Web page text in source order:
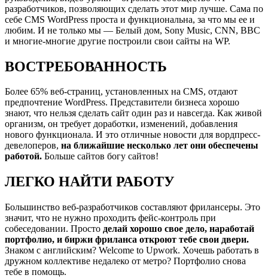
разработчиков, позволяющих сделать этот мир лучше. Сама по
себе CMS WordPress проста и функциональна, за что мы ее и
любим. И не только мы — Белый дом, Sony Music, CNN, BBC
и многие-многие другие построили свои сайты на WP.
ВОСТРЕБОВАННОСТЬ
Более 65% веб-страниц, установленных на CMS, отдают
предпочтение WordPress. Представители бизнеса хорошо
знают, что нельзя сделать сайт один раз и навсегда. Как живой
организм, он требует доработки, изменений, добавления
нового функционала. И это отличные новости для вордпресс-
девелоперов, на ближайшие несколько лет они обеспечены
работой. Больше сайтов богу сайтов!
ЛЕГКО НАЙТИ РАБОТУ
Большинство веб-разработчиков составляют фрилансеры. Это
значит, что не нужно проходить фейс-контроль при
собеседовании. Просто делай хорошо свое дело, наработай
портфолио, и биржи фриланса откроют тебе свои двери.
Знаком с английским? Welcome to Upwork. Хочешь работать в
дружном коллективе недалеко от метро? Портфолио снова
тебе в помощь.